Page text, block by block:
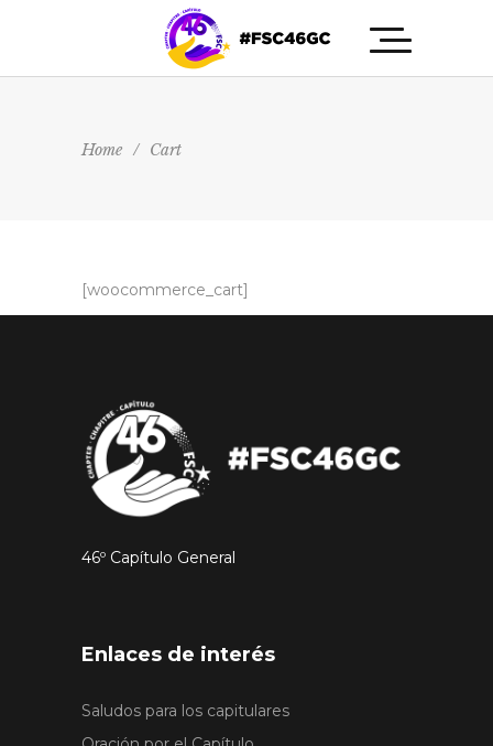
Home / Cart
[woocommerce_cart]
46º Capítulo General
Enlaces de interés
Saludos para los capitulares